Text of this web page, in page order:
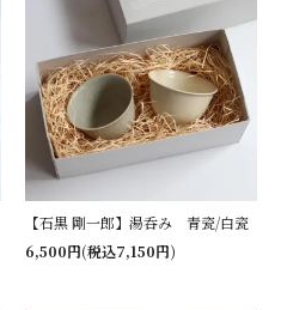
【石黒 剛一郎】湯呑み 青瓷/白瓷
6,500円(税込7,150円)